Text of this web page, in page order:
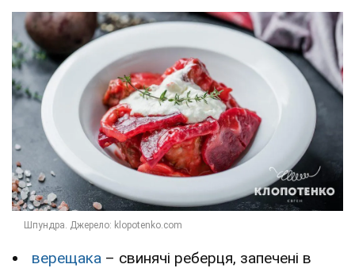
верещака – свинячі реберця, запечені в